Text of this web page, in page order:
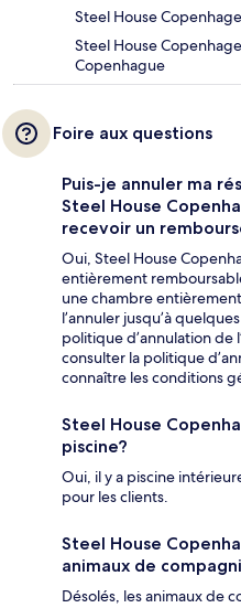
Steel House
Steel House
Copenhague
Foire aux questions
Puis-je annuler ma
Steel House
recevoir un
Oui, Steel House
entièrement
une chambre
l’annuler jusqu’à
politique d’annulation de
consulter la politique
connaître les conditions
Steel House
piscine?
Oui, il y a piscine
pour les clients.
Steel House
animaux de
Désolés, les animaux de